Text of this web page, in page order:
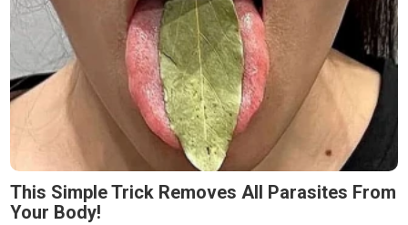
This Simple Trick Removes All Parasites From
Your Body!